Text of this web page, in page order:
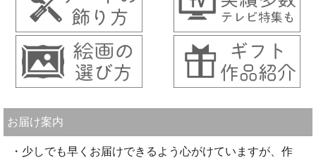
お届け案内
・少しでも早くお届けできるよう心がけていますが、作